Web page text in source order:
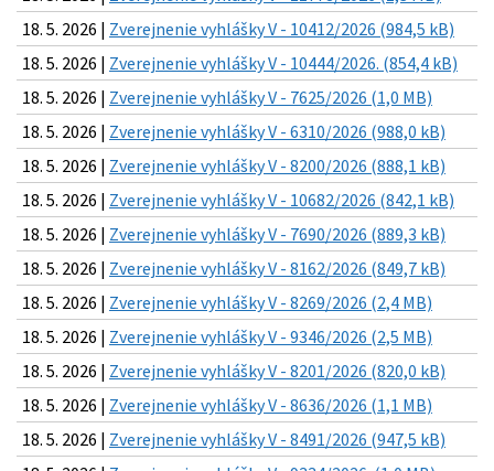
18. 5. 2026 | Zverejnenie vyhlášky V - 10412/2026 (984,5 kB)
18. 5. 2026 | Zverejnenie vyhlášky V - 10444/2026. (854,4 kB)
18. 5. 2026 | Zverejnenie vyhlášky V - 7625/2026 (1,0 MB)
18. 5. 2026 | Zverejnenie vyhlášky V - 6310/2026 (988,0 kB)
18. 5. 2026 | Zverejnenie vyhlášky V - 8200/2026 (888,1 kB)
18. 5. 2026 | Zverejnenie vyhlášky V - 10682/2026 (842,1 kB)
18. 5. 2026 | Zverejnenie vyhlášky V - 7690/2026 (889,3 kB)
18. 5. 2026 | Zverejnenie vyhlášky V - 8162/2026 (849,7 kB)
18. 5. 2026 | Zverejnenie vyhlášky V - 8269/2026 (2,4 MB)
18. 5. 2026 | Zverejnenie vyhlášky V - 9346/2026 (2,5 MB)
18. 5. 2026 | Zverejnenie vyhlášky V - 8201/2026 (820,0 kB)
18. 5. 2026 | Zverejnenie vyhlášky V - 8636/2026 (1,1 MB)
18. 5. 2026 | Zverejnenie vyhlášky V - 8491/2026 (947,5 kB)